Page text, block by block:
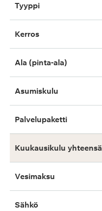
Tyyppi
Kerros
Ala (pinta-ala)
Asumiskulu
Palvelupaketti
Kuukausikulu yhteensä
Vesimaksu
Sähkö